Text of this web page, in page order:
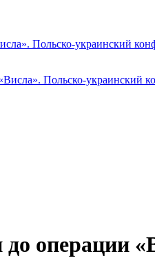
Польско-украинский
операции